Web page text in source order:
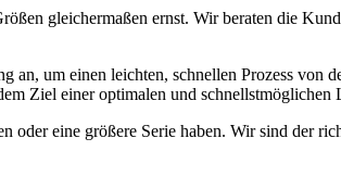
gleichermaßen ernst. Wir beraten die
um einen leichten, schnellen Prozess von
Ziel einer optimalen und schnellstmöglichen
oder eine größere Serie haben. Wir sind der